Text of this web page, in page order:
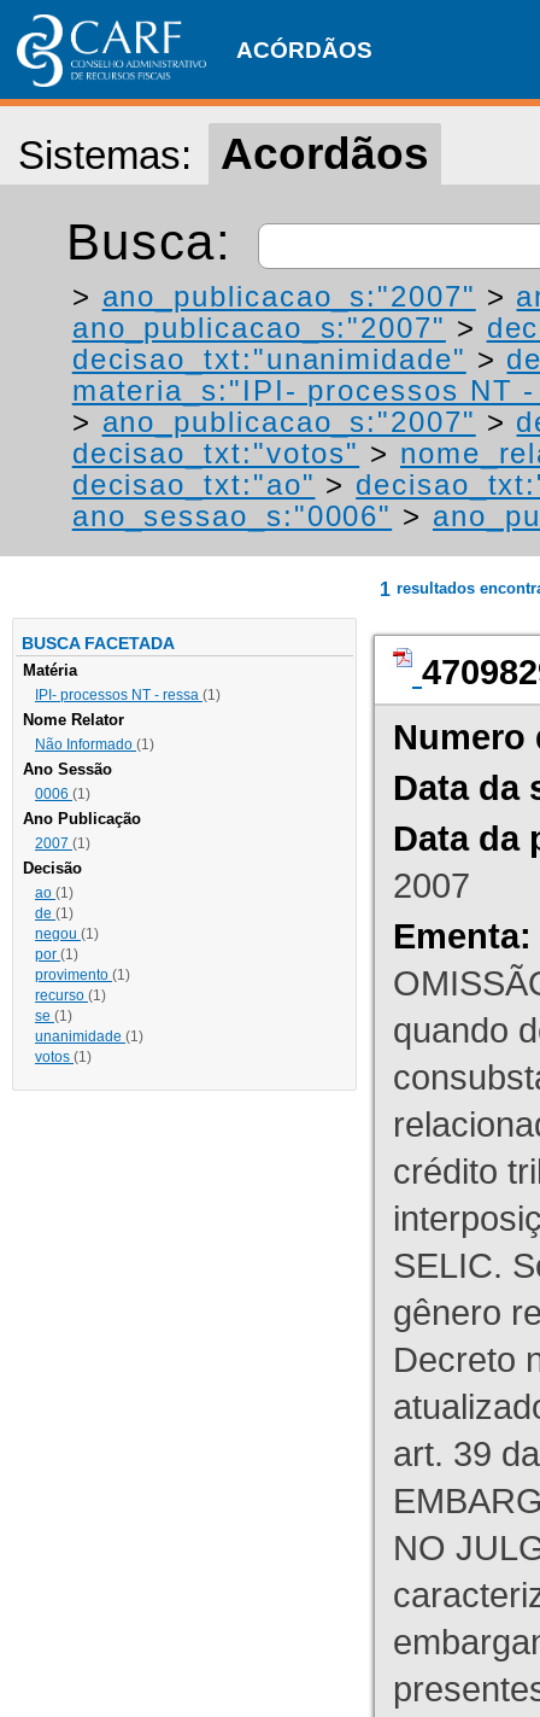
ACÓRDÃOS
Sistemas: Acordãos
Busca:
> ano_publicacao_s:"2007" >
ano_publicacao_s:"2007" >
decisao_txt:"unanimidade" >
materia_s:"IPI- processos NT
> ano_publicacao_s:"2007" >
decisao_txt:"votos" >
decisao_txt:"ao" >
ano_sessao_s:"0006" >
BUSCA FACETADA
Matéria
IPI- processos NT - ressa (1)
Nome Relator
Não Informado (1)
Ano Sessão
0006 (1)
Ano Publicação
2007 (1)
Decisão
ao (1)
de (1)
negou (1)
por (1)
provimento (1)
recurso (1)
se (1)
unanimidade (1)
votos (1)
1 resultados
Numero
Data da
Data da
2007
Ementa:
quando
crédito
SELIC.
gênero
Decreto
art. 39
NO